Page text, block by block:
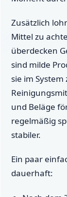
Zusätzlich
Mittel zu
überdecken
sind milde
sie im
und Beläge
regelmäßig
stabiler.
Ein paar
dauerhaft: